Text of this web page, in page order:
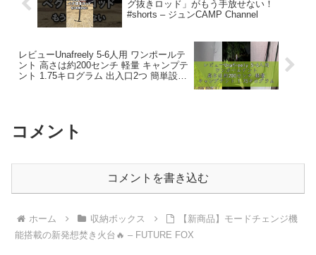
グ抜きロッド」がもう手放せない！
#shorts – ジュンCAMP Channel
レビューUnafreely 5-6人用 ワンポールテ
ント 高さは約200センチ 軽量 キャンプテ
ント 1.75キログラム 出入口2つ 簡単設営
コメント
コメントを書き込む
ホーム 収納ボックス
【新商品】モードチェンジ機
能搭載の新発想焚き火台🔥 – FUTURE FOX